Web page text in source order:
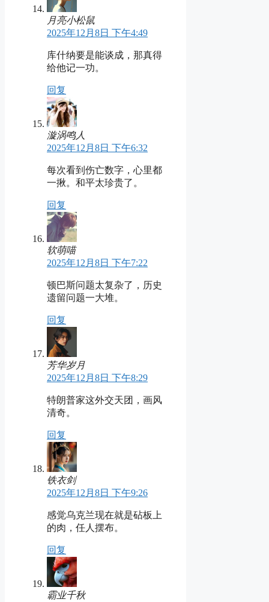
月亮小松鼠
2025年12月8日 下午4:49
库什纳要是能谈成，那真得
给他记一功。
回复
漩涡鸣人
2025年12月8日 下午6:32
每次看到伤亡数字，心里都
一揪。和平太珍贵了。
回复
软萌喵
2025年12月8日 下午7:22
顿巴斯问题太复杂了，历史
遗留问题一大堆。
回复
芳华岁月
2025年12月8日 下午8:29
特朗普家这外交天团，画风
清奇。
回复
铁衣剑
2025年12月8日 下午9:26
感觉乌克兰现在就是砧板上
的肉，任人摆布。
回复
霸业千秋